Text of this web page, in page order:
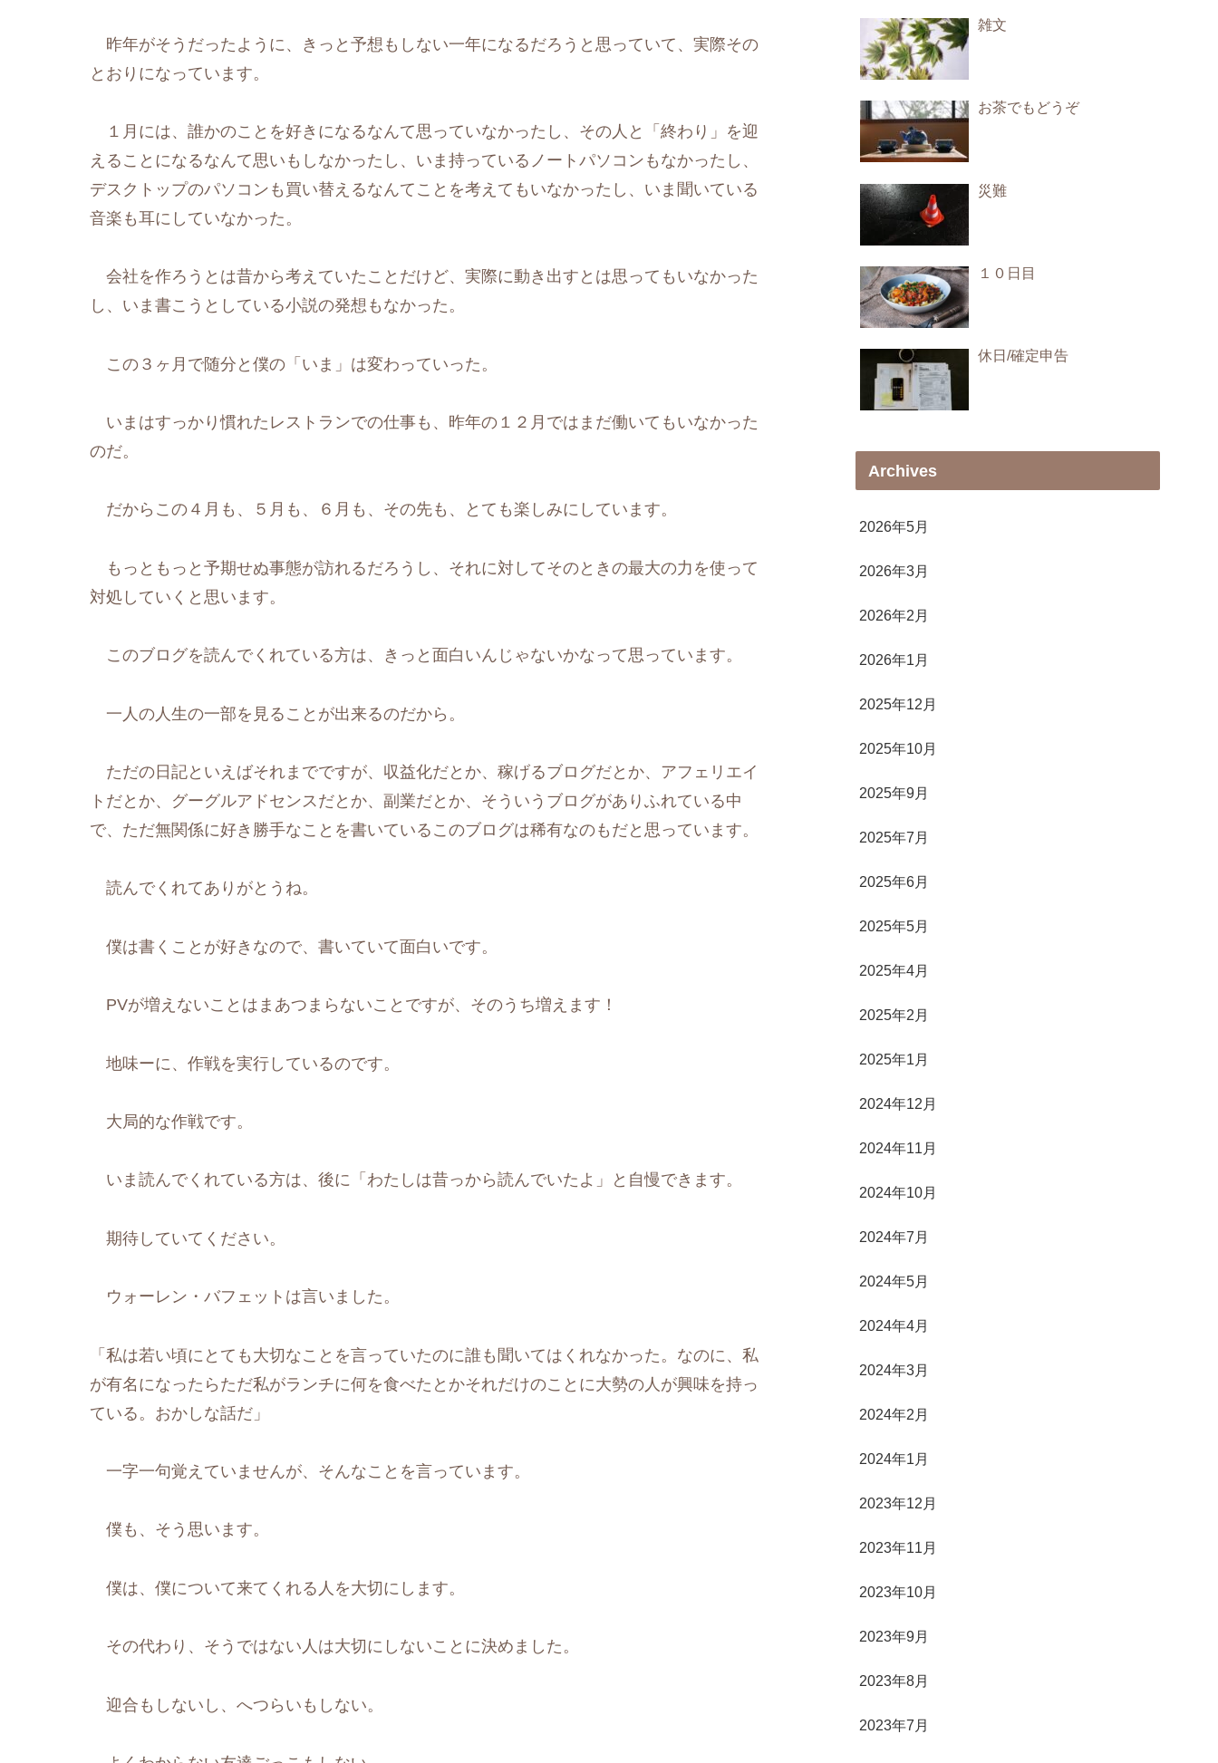
昨年がそうだったように、きっと予想もしない一年になるだろうと思っていて、実際その
とおりになっています。
１月には、誰かのことを好きになるなんて思っていなかったし、その人と「終わり」を迎
えることになるなんて思いもしなかったし、いま持っているノートパソコンもなかったし、
デスクトップのパソコンも買い替えるなんてことを考えてもいなかったし、いま聞いている
音楽も耳にしていなかった。
会社を作ろうとは昔から考えていたことだけど、実際に動き出すとは思ってもいなかった
し、いま書こうとしている小説の発想もなかった。
この３ヶ月で随分と僕の「いま」は変わっていった。
いまはすっかり慣れたレストランでの仕事も、昨年の１２月ではまだ働いてもいなかった
のだ。
だからこの４月も、５月も、６月も、その先も、とても楽しみにしています。
もっともっと予期せぬ事態が訪れるだろうし、それに対してそのときの最大の力を使って
対処していくと思います。
このブログを読んでくれている方は、きっと面白いんじゃないかなって思っています。
一人の人生の一部を見ることが出来るのだから。
ただの日記といえばそれまでですが、収益化だとか、稼げるブログだとか、アフェリエイ
トだとか、グーグルアドセンスだとか、副業だとか、そういうブログがありふれている中
で、ただ無関係に好き勝手なことを書いているこのブログは稀有なのもだと思っています。
読んでくれてありがとうね。
僕は書くことが好きなので、書いていて面白いです。
PVが増えないことはまあつまらないことですが、そのうち増えます！
地味ーに、作戦を実行しているのです。
大局的な作戦です。
いま読んでくれている方は、後に「わたしは昔っから読んでいたよ」と自慢できます。
期待していてください。
ウォーレン・バフェットは言いました。
「私は若い頃にとても大切なことを言っていたのに誰も聞いてはくれなかった。なのに、私
が有名になったらただ私がランチに何を食べたとかそれだけのことに大勢の人が興味を持っ
ている。おかしな話だ」
一字一句覚えていませんが、そんなことを言っています。
僕も、そう思います。
僕は、僕について来てくれる人を大切にします。
その代わり、そうではない人は大切にしないことに決めました。
迎合もしないし、へつらいもしない。
雑文
お茶でもどうぞ
災難
１０日目
休日/確定申告
Archives
2026年5月
2026年3月
2026年2月
2026年1月
2025年12月
2025年10月
2025年9月
2025年7月
2025年6月
2025年5月
2025年4月
2025年2月
2025年1月
2024年12月
2024年11月
2024年10月
2024年7月
2024年5月
2024年4月
2024年3月
2024年2月
2024年1月
2023年12月
2023年11月
2023年10月
2023年9月
2023年8月
2023年7月